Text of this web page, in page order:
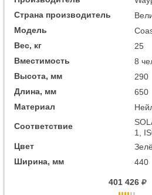
Страна производитель
Модель
Вес, кг
25
Вместимость
8
Высота, мм
290
Длина, мм
650
Материал
Соответствие
1,
Цвет
Ширина, мм
440
401 426